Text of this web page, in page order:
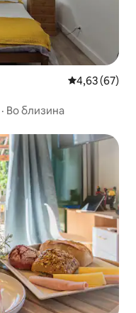
Просечна
4,63 (67)
· Во близина